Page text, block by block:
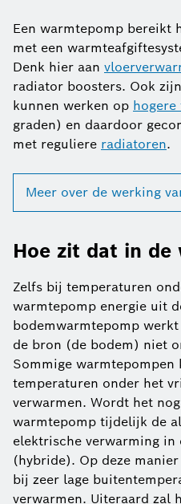
Een warmtepomp bereikt
met een
Denk hier aan
radiator boosters. Ook
kunnen werken op
graden) en daardoor
met reguliere radiatoren.
Meer over de werking
Hoe zit dat in de
Zelfs bij temperaturen
warmtepomp energie uit
bodemwarmtepomp
de bron (de bodem) niet
Sommige warmtepompen
temperaturen onder het
verwarmen. Wordt het
warmtepomp tijdelijk de
elektrische verwarming
(hybride). Op deze
bij zeer lage
verwarmen. Uiteraard zal